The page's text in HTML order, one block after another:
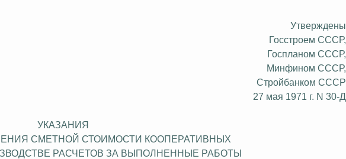
Утверждены
Госстроем СССР,
Госпланом СССР,
Минфином СССР,
Стройбанком СССР
27 мая 1971 г. N 30-Д
УКАЗАНИЯ
СМЕТНОЙ СТОИМОСТИ КООПЕРАТИВНЫХ
РАСЧЕТОВ ЗА ВЫПОЛНЕННЫЕ РАБОТЫ